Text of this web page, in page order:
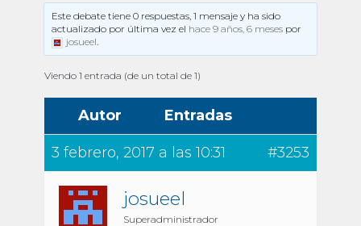
Este debate tiene 0 respuestas, 1 mensaje y ha sido
actualizado por última vez el hace 9 años, 6 meses por
josueel
Viendo 1 entrada (de un total de 1)
Autor Entradas
3 febrero, 2017 a las 10:31 #3253
josueel
Superadministrador